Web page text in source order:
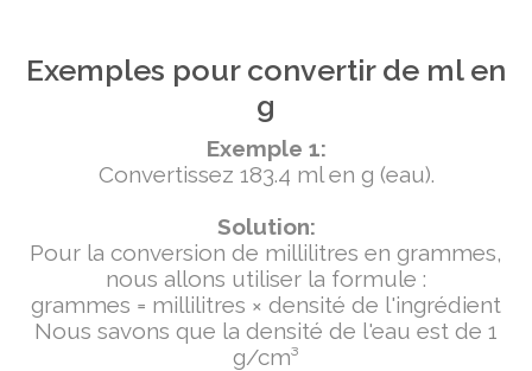
Exemples pour convertir de ml en
g
Exemple 1:
Convertissez 183.4 ml en g (eau).
Solution:
Pour la conversion de millilitres en grammes,
nous allons utiliser la formule :
grammes = millilitres × densité de l'ingrédient
Nous savons que la densité de l'eau est de 1
g/cm³